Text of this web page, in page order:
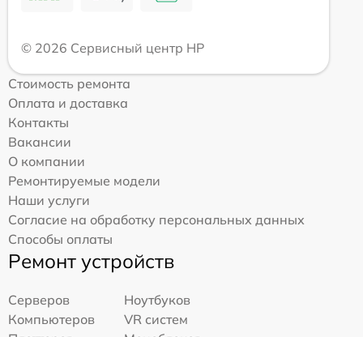
© 2026 Сервисный центр HP
Стоимость ремонта
Оплата и доставка
Контакты
Вакансии
О компании
Ремонтируемые модели
Наши услуги
Согласие на обработку персональных данных
Способы оплаты
Ремонт устройств
Серверов
Ноутбуков
Компьютеров
VR систем